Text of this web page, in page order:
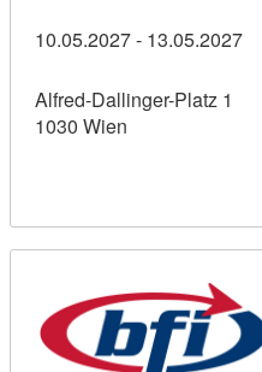
10.05.2027 - 13.05.2027
Alfred-Dallinger-Platz 1
1030 Wien